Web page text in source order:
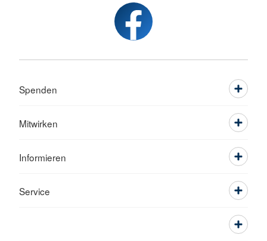
Spenden
Mitwirken
Informieren
Service